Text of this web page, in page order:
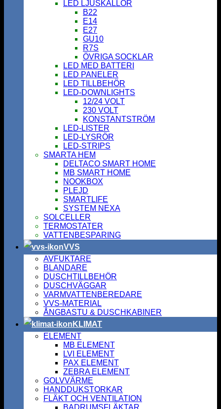
LED LJUSKÄLLOR
B22
E14
E27
GU10
R7S
ÖVRIGA SOCKLAR
LED MED BATTERI
LED PANELER
LED TILLBEHÖR
LED-DOWNLIGHTS
12/24 VOLT
230 VOLT
KONSTANTSTRÖM
LED-LISTER
LED-LYSRÖR
LED-STRIPS
SMARTA HEM
DELTACO SMART HOME
MB SMART HOME
NOOKBOX
PLEJD
SMARTLIFE
SYSTEM NEXA
SOLCELLER
TERMOSTATER
VATTENBESPARING
VVS
AVFUKTARE
BLANDARE
DUSCHTILLBEHÖR
DUSCHVÄGGAR
VARMVATTENBEREDARE
VVS-MATERIAL
ÅNGBASTU & DUSCHKABINER
KLIMAT
ELEMENT
MB ELEMENT
LVI ELEMENT
PAX ELEMENT
ZEBRA ELEMENT
GOLVVÄRME
HANDDUKSTORKAR
FLÄKT OCH VENTILATION
BADRUMSFLÄKTAR